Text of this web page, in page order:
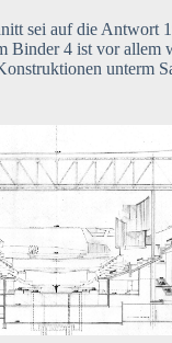
sei auf die Antwort
Binder 4 ist vor allem
unterm